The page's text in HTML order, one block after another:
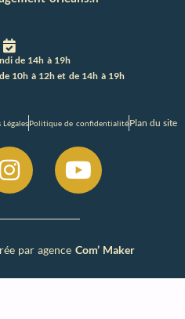
de 14h à 19h
10h à 12h et de 14h à 19h
Politique de confidentialitéPlan du site
par agence Com’ Maker